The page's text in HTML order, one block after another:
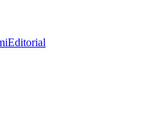
Editorial